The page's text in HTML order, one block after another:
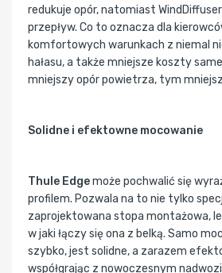
redukuje opór, natomiast
przepływ. Co to oznacza dla
komfortowych warunkach z niemal
hałasu, a także mniejsze koszty
mniejszy opór powietrza, tym
Solidne i efektowne mocowanie
Thule Edgemoże pochwalić się
profilem. Pozwala na to nie tylko
zaprojektowana stopa montażowa,
w jaki łączy się ona z belką. Samo
szybko, jest solidne, a zarazem
współgrając z nowoczesnym